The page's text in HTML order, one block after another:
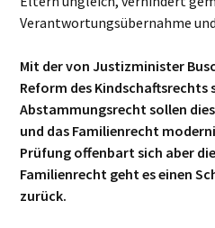
Verantwortungsübernahme
Mit der von Justizminister
Reform des Kindschaftsrechts
Abstammungsrecht sollen
und das Familienrecht
Prüfung offenbart sich aber
Familienrecht geht es einen
zurück.